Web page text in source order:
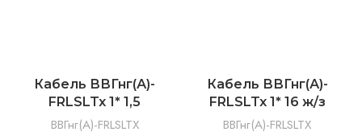
Кабель ВВГнг(А)-
FRLSLTx 1* 1,5
ВВГнг(А)-FRLSLTX
Кабель ВВГнг(А)-
FRLSLTx 1* 16 ж/з
ВВГнг(А)-FRLSLTX